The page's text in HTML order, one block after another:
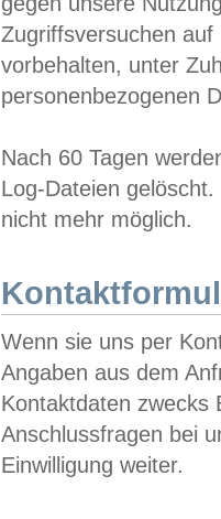
Zugriffsversuchen
vorbehalten, unter
personenbezogenen
Nach 60 Tagen
Log-Dateien
nicht mehr möglich.
Wenn sie uns per
Angaben aus dem
Kontaktdaten zwecks
Anschlussfragen bei
Einwilligung weiter.